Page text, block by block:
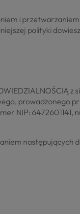
i
polityki
z
prowadzonego
NIP: 6472601141,
następujących